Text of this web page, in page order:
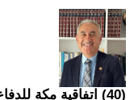
(40) اتفاقية مكة